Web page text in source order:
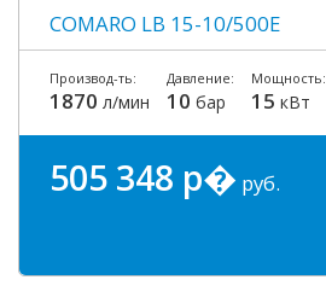
COMARO LB 15-10/500E
Производ-ть:
1870 л/мин
Давление:
10 бар
Мощность:
15 кВт
505 348 р� руб.